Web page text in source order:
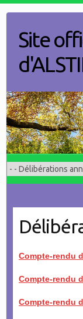
contentSite
Compte-rendu
Compte-rendu
Compte-rendu